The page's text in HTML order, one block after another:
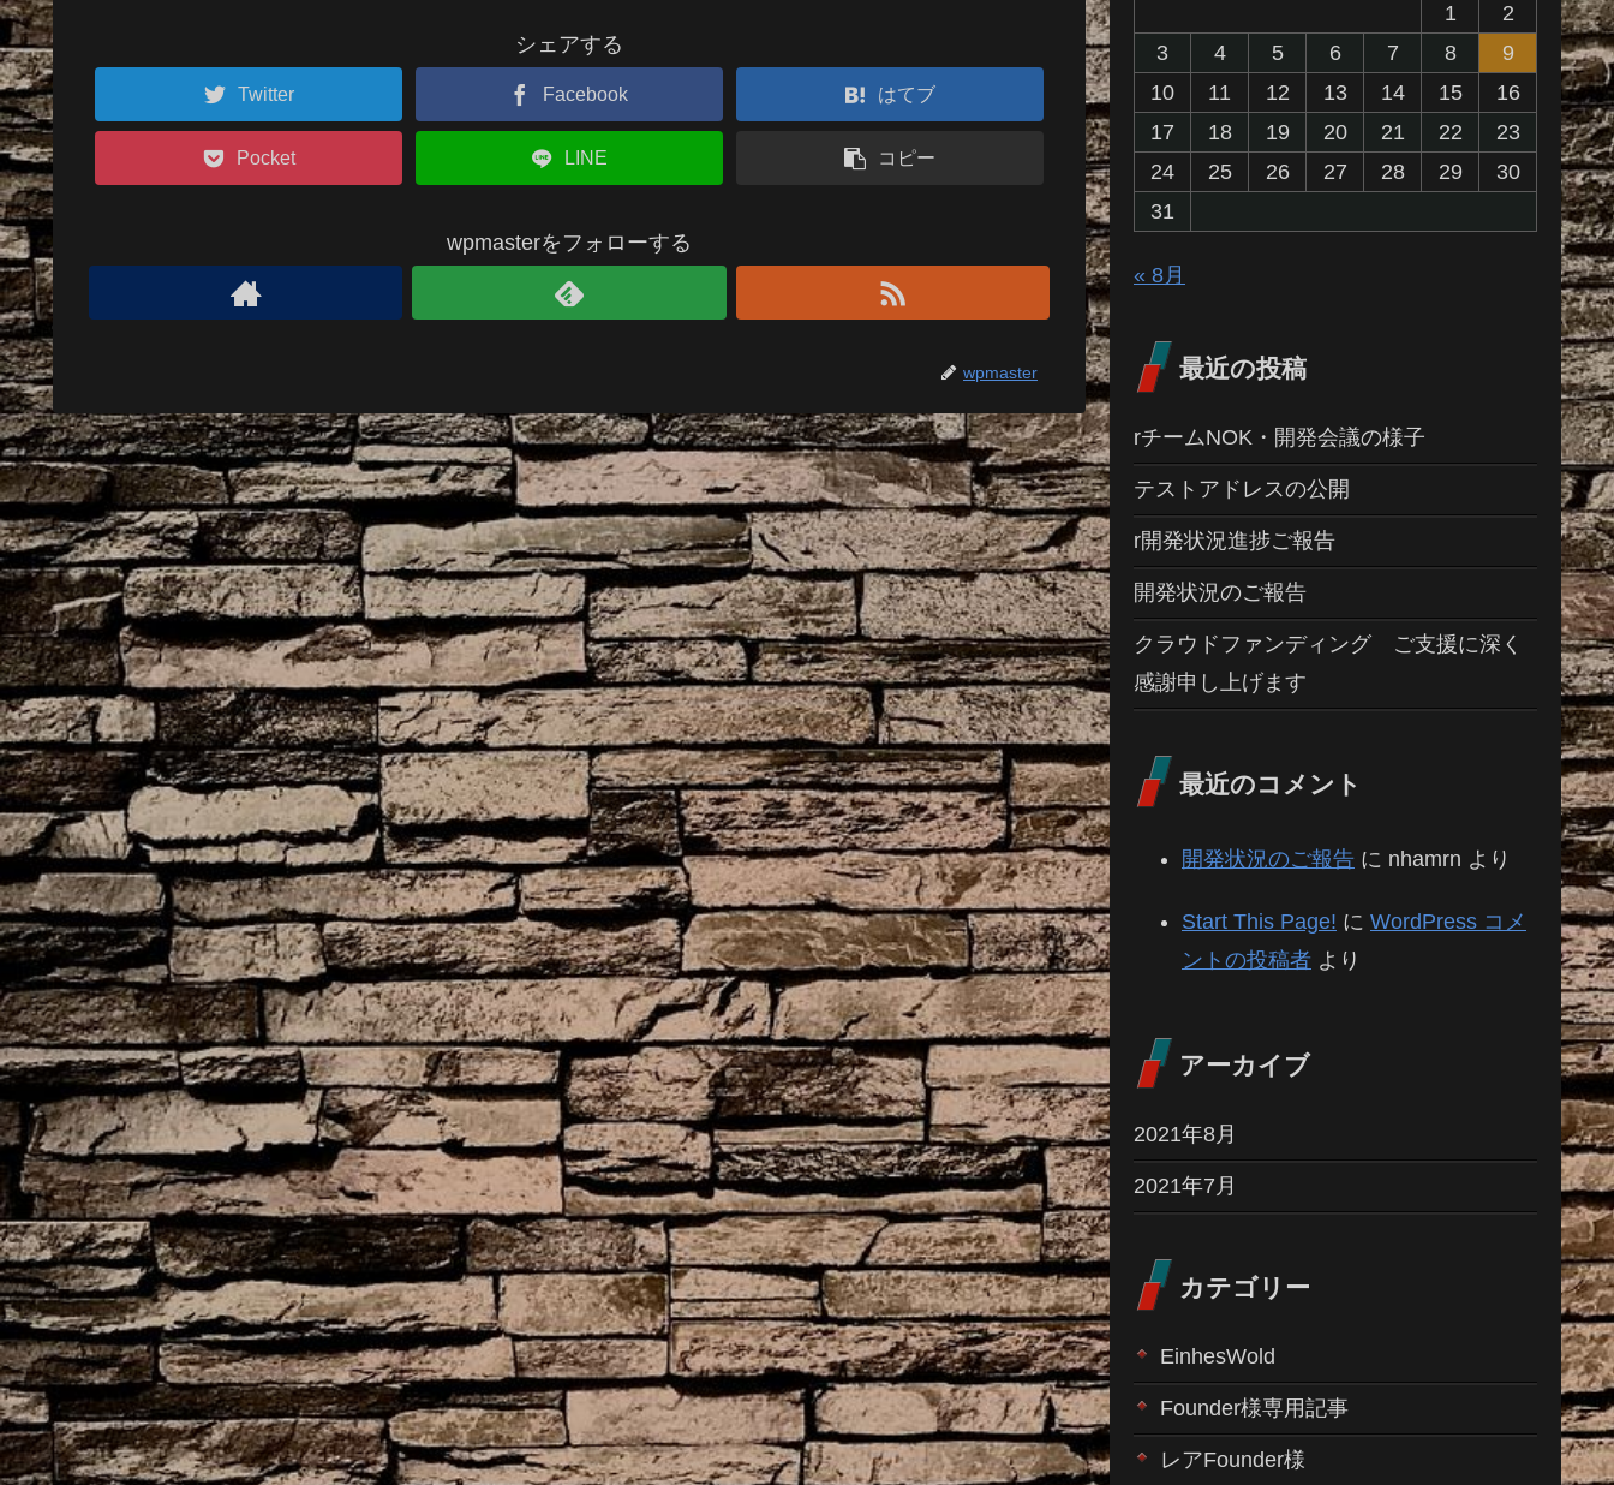
シェアする
Twitter Facebook はてブ
Pocket LINE コピー
wpmasterをフォローする
wpmaster
1
2
3
4 5 6 7 8
9
10
11 12 13 14 15
16
17
18 19 20 21 22
23
24
25 26 27 28 29
30
31
« 8月
最近の投稿
rチームNOK・開発会議の様子
テストアドレスの公開
r開発状況進捗ご報告
開発状況のご報告
クラウドファンディング ご支援に深く
感謝申し上げます
最近のコメント
開発状況のご報告 に nhamrn より
Start This Page! に WordPress コメ
ントの投稿者 より
アーカイブ
2021年8月
2021年7月
カテゴリー
EinhesWold
Founder様専用記事
レアFounder様